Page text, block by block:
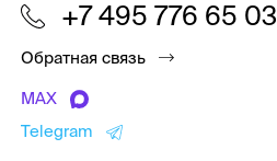
+7 495 776 65 03
Обратная связь
MAX
Telegram